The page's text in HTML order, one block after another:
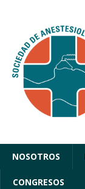
NOSOTROS
CONGRESOS